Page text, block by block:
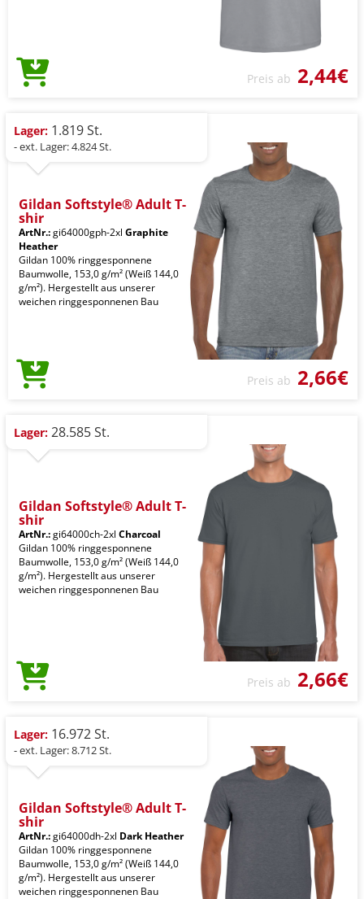
Preis ab 2,44€
Lager: 1.819 St.
- ext. Lager: 4.824 St.
Gildan Softstyle® Adult T-
shir
ArtNr.:gi64000gph-2xl Graphite
Heather
Gildan 100% ringgesponnene
Baumwolle, 153,0 g/m² (Weiß 144,0
g/m²). Hergestellt aus unserer
weichen ringgesponnenen Bau
Preis ab 2,66€
Lager: 28.585 St.
Gildan Softstyle® Adult T-
shir
ArtNr.:gi64000ch-2xl Charcoal
Gildan 100% ringgesponnene
Baumwolle, 153,0 g/m² (Weiß 144,0
g/m²). Hergestellt aus unserer
weichen ringgesponnenen Bau
Preis ab 2,66€
Lager: 16.972 St.
- ext. Lager: 8.712 St.
Gildan Softstyle® Adult T-
shir
ArtNr.:gi64000dh-2xl Dark Heather
Gildan 100% ringgesponnene
Baumwolle, 153,0 g/m² (Weiß 144,0
g/m²). Hergestellt aus unserer
weichen ringgesponnenen Bau